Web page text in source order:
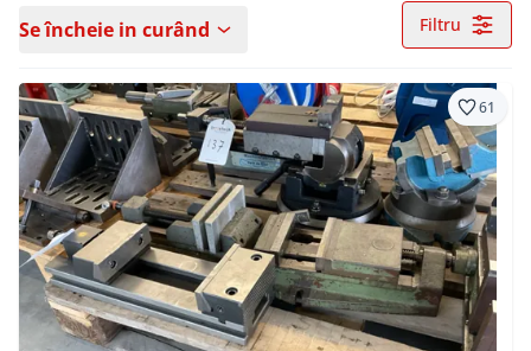
Se încheie in curând Filtru
61